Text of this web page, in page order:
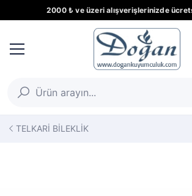
2000 ₺ ve üzeri alışverişlerinizde
TELKARİ BİLEKLİK